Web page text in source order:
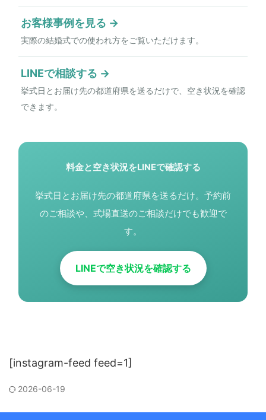
お客様事例を見る
実際の結婚式での使われ方をご覧いただけます。
LINEで相談する
挙式日とお届け先の都道府県を送るだけで、空き状況を確認
できます。
料金と空き状況をLINEで確認する
挙式日とお届け先の都道府県を送るだけ。予約前
のご相談や、式場直送のご相談だけでも歓迎で
す。
LINEで空き状況を確認する
[instagram-feed feed=1]
2026-06-19